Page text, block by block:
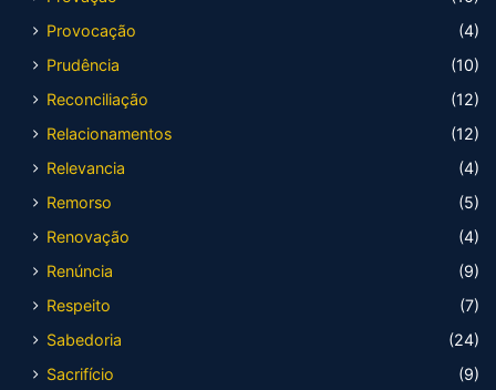
Provocação
(4)
Prudência
(10)
Reconciliação
(12)
Relacionamentos
(12)
Relevancia
(4)
Remorso
(5)
Renovação
(4)
Renúncia
(9)
Respeito
(7)
Sabedoria
(24)
Sacrifício
(9)